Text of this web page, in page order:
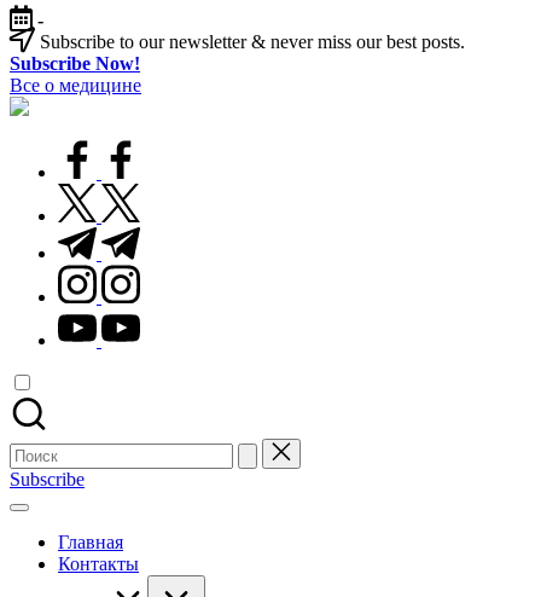
Перейти
к
содержимому
-
Subscribe to our newsletter & never miss our best posts.
Subscribe Now!
Все о медицине
Лечитесь
facebook.com
twitter.com
t.me
instagram.com
youtube.com
Поиск
для:
Subscribe
Главная
Контакты